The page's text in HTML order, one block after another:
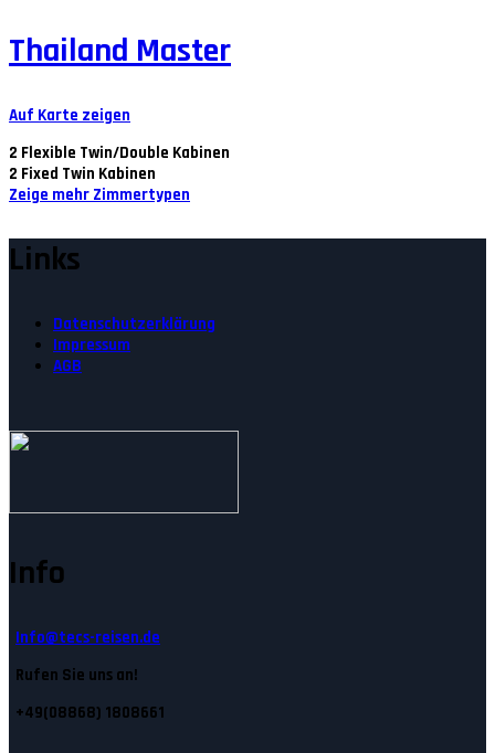
Thailand Master
Auf Karte zeigen
2 Flexible Twin/Double Kabinen
2 Fixed Twin Kabinen
Zeige mehr Zimmertypen
Links
Datenschutzerklärung
Impressum
AGB
Info
Info@tecs-reisen.de
Rufen Sie uns an!
+49(08868) 1808661